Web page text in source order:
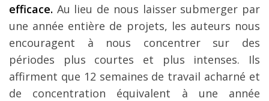
efficace. Au lieu de nous laisser submerger par
une année entière de projets, les auteurs nous
encouragent à nous concentrer sur des
périodes plus courtes et plus intenses. Ils
affirment que 12 semaines de travail acharné et
de concentration équivalent à une année